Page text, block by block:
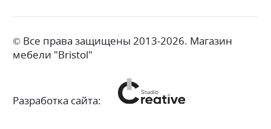
© Все права защищены 2013-2026. Магазин
мебели "Bristol"
Разработка сайта: